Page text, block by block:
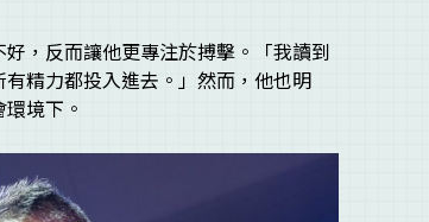
，反而讓他更專注於搏擊。「我讀到
精力都投入進去。」然而，他也明
境下。